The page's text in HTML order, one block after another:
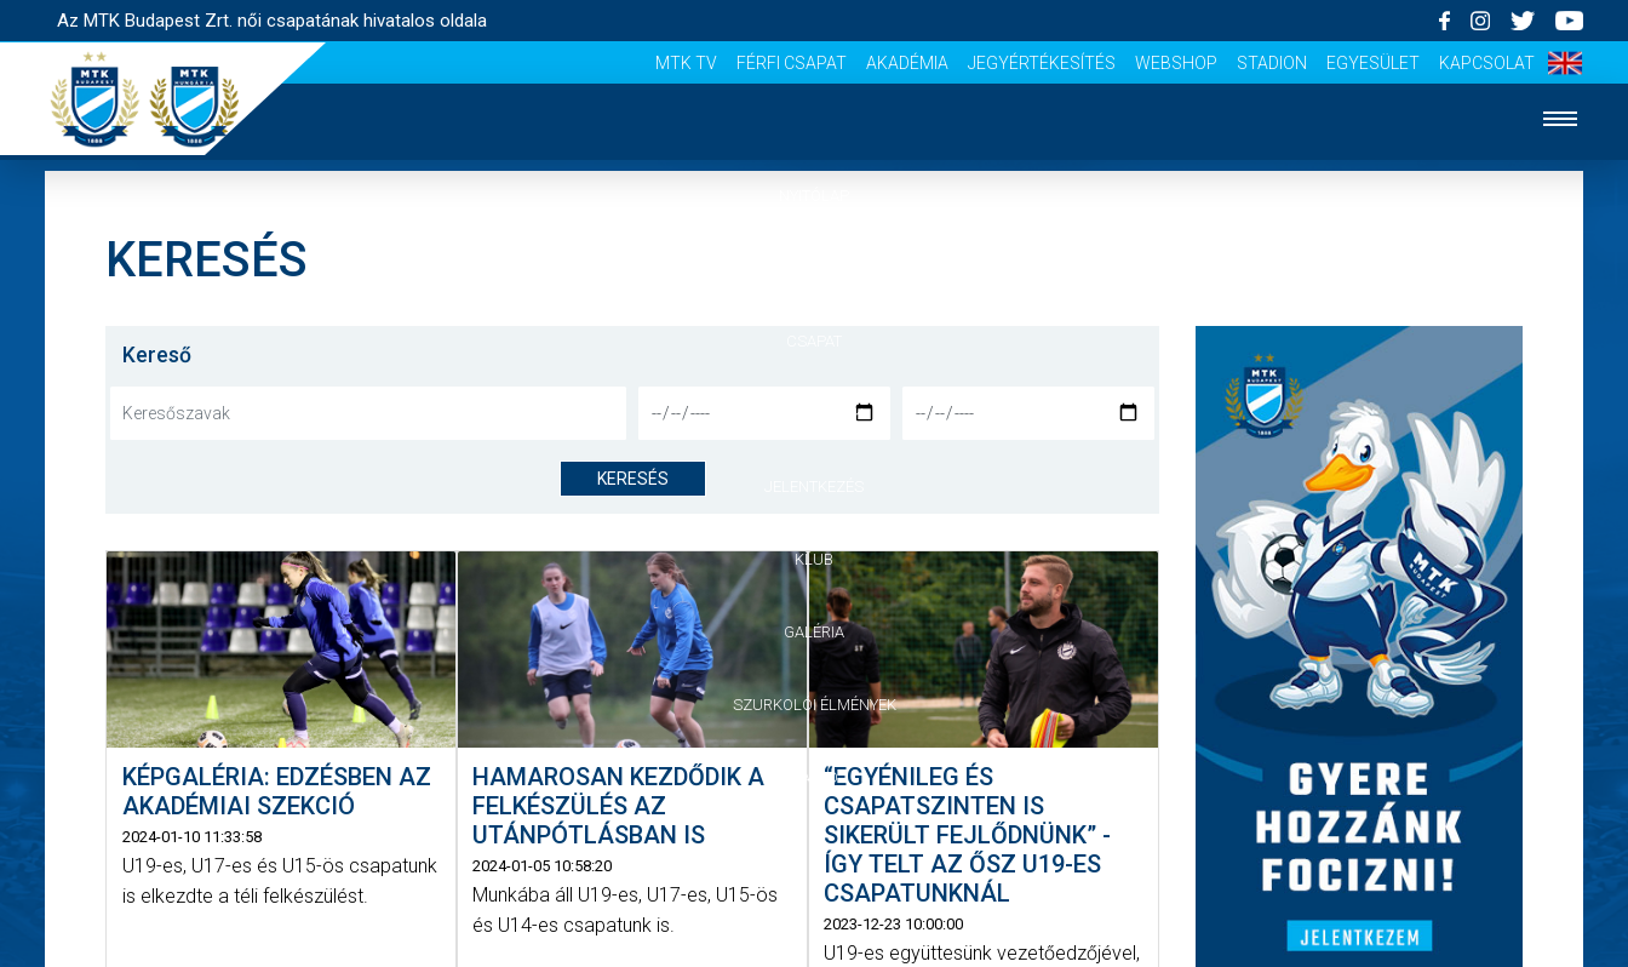
Az MTK Budapest Zrt. női csapatának hivatalos oldala
MTK TV FÉRFI CSAPAT AKADÉMIA JEGYÉRTÉKESÍTÉS WEBSHOP STADION EGYESÜLET KAPCSOLAT
MÉRKŐZÉSEK
KLUB
GALÉRIA
SZURKOLÓI ÉLMÉNYEK
SAJTÓ
KERESÉS
Kereső
KERESÉS
KÉPGALÉRIA: EDZÉSBEN AZ
AKADÉMIAI SZEKCIÓ
2024-01-10 11:33:58
U19-es, U17-es és U15-ös csapatunk
is elkezdte a téli felkészülést.
HAMAROSAN KEZDŐDIK A
FELKÉSZÜLÉS AZ
UTÁNPÓTLÁSBAN IS
2024-01-05 10:58:20
Munkába áll U19-es, U17-es, U15-ös
és U14-es csapatunk is.
“EGYÉNILEG ÉS
CSAPATSZINTEN IS
SIKERÜLT FEJLŐDNÜNK” -
ÍGY TELT AZ ŐSZ U19-ES
CSAPATUNKNÁL
2023-12-23 10:00:00
U19-es együttesünk vezetőedzőjével,